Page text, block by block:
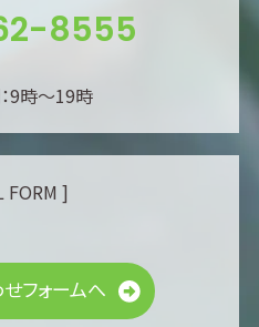
8555
9時～19時
FORM ]
フォームへ